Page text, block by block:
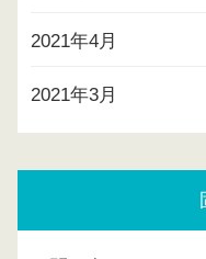
2021年4月
2021年3月